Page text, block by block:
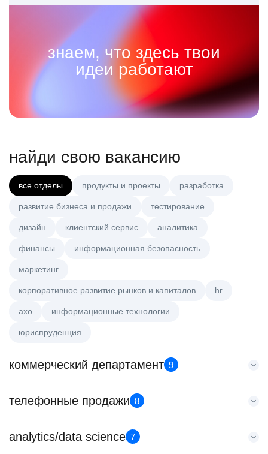
знаем, что здесь твои
идеи работают
найди свою вакансию
все отделы продукты и проекты разработка
развитие бизнеса и продажи тестирование
дизайн клиентский сервис аналитика
финансы информационная безопасность
маркетинг
корпоративное развитие рынков и капиталов hr
axo информационные технологии
юриспруденция
коммерческий департамент 9
Key Account Manager (EdTech)
HeadHunter::Коммерческий департамент
150000 ₽
телефонные продажи 8
Менеджер по продажам в сегменте малого и среднего
бизнеса
analytics/data science 7